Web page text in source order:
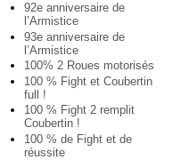
92e anniversaire de
l’Armistice
93e anniversaire de
l’Armistice
100% 2 Roues motorisés
100 % Fight et Coubertin
full !
100 % Fight 2 remplit
Coubertin !
100 % de Fight et de
réussite